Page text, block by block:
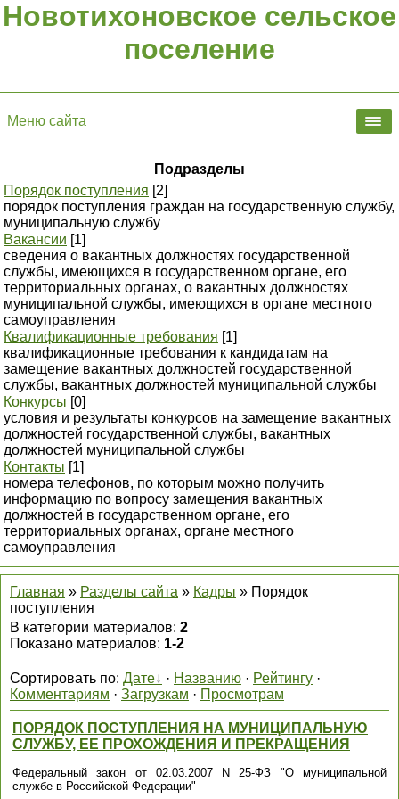
Новотихоновское сельское
поселение
Меню сайта
Подразделы
Порядок поступления [2]
порядок поступления граждан на государственную службу,
муниципальную службу
Вакансии [1]
сведения о вакантных должностях государственной
службы, имеющихся в государственном органе, его
территориальных органах, о вакантных должностях
муниципальной службы, имеющихся в органе местного
самоуправления
Квалификационные требования [1]
квалификационные требования к кандидатам на
замещение вакантных должностей государственной
службы, вакантных должностей муниципальной службы
Конкурсы [0]
условия и результаты конкурсов на замещение вакантных
должностей государственной службы, вакантных
должностей муниципальной службы
Контакты [1]
номера телефонов, по которым можно получить
информацию по вопросу замещения вакантных
должностей в государственном органе, его
территориальных органах, органе местного
самоуправления
Главная » Разделы сайта » Кадры » Порядок
поступления
В категории материалов: 2
Показано материалов: 1-2
Сортировать по: Дате · Названию · Рейтингу ·
Комментариям · Загрузкам · Просмотрам
ПОРЯДОК ПОСТУПЛЕНИЯ НА МУНИЦИПАЛЬНУЮ
СЛУЖБУ, ЕЕ ПРОХОЖДЕНИЯ И ПРЕКРАЩЕНИЯ
Федеральный закон от 02.03.2007 N 25-ФЗ "О муниципальной
службе в Российской Федерации"